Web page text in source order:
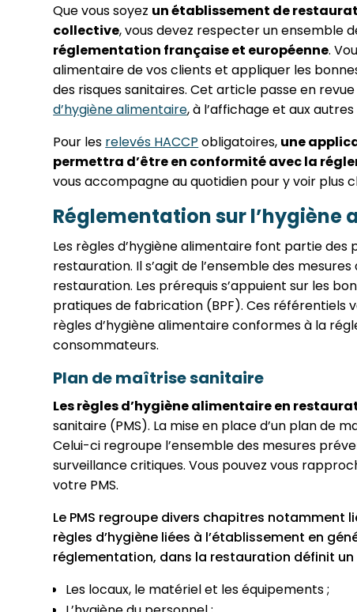
Que vous soyez un établissement de
collective, vous devez respecter un ensemble
réglementation française et européenne.
alimentaire de vos clients et appliquer les
des risques sanitaires. Cet article passe en
d’hygiène alimentaire, à l’affichage et aux
Pour les relevés HACCP obligatoires, une
permettra d’être en conformité avec la
vous accompagne au quotidien pour y voir plus
Réglementation sur
Les règles d’hygiène alimentaire font partie
restauration. Il s’agit de l’ensemble des
restauration. Les prérequis s’appuient sur les
pratiques de fabrication (BPF). Ces référentiels
règles d’hygiène alimentaire conformes à la
consommateurs.
Plan de maîtrise sanitaire
Les règles d’hygiène alimentaire en
sanitaire (PMS). La mise en place d’un plan de
Celui-ci regroupe l’ensemble des mesures
surveillance critiques. Vous pouvez vous
votre PMS.
Le PMS regroupe divers chapitres notamment
règles d’hygiène liées à l’établissement en
réglementation, dans la restauration définit
Les locaux, le matériel et les équipements ;